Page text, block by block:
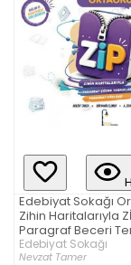
Edebiyat Sokağı
Zihin Haritalarıyla
Paragraf Beceri
Bankası
Edebiyat Sokağı
Nevzat Tamer